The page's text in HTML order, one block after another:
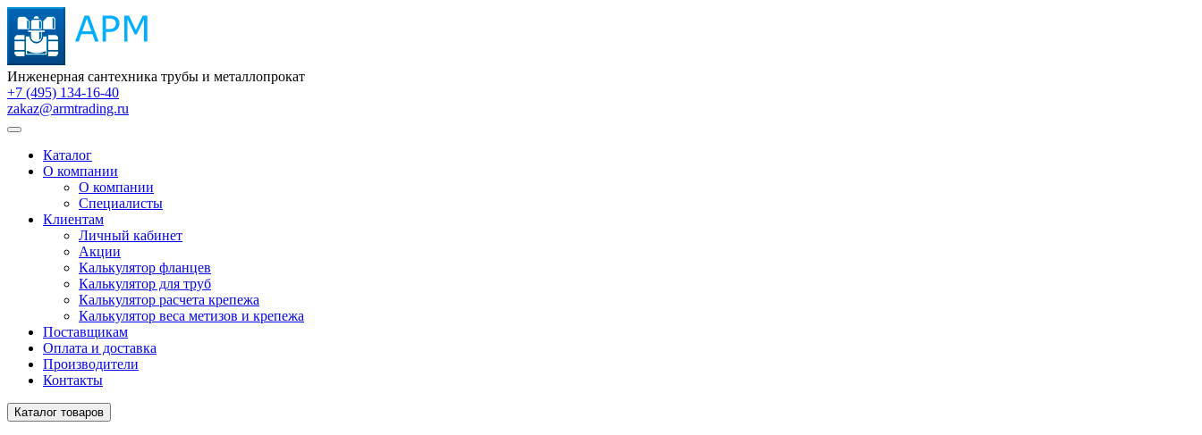
Инженерная сантехника трубы и металлопрокат
+7 (495) 134-16-40
zakaz@armtrading.ru
Каталог
О компании
О компании
Специалисты
Клиентам
Личный кабинет
Акции
Калькулятор фланцев
Калькулятор для труб
Калькулятор расчета крепежа
Калькулятор веса метизов и крепежа
Поставщикам
Оплата и доставка
Производители
Контакты
Каталог товаров